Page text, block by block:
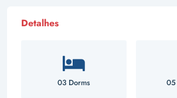
Detalhes
03 Dorms 05